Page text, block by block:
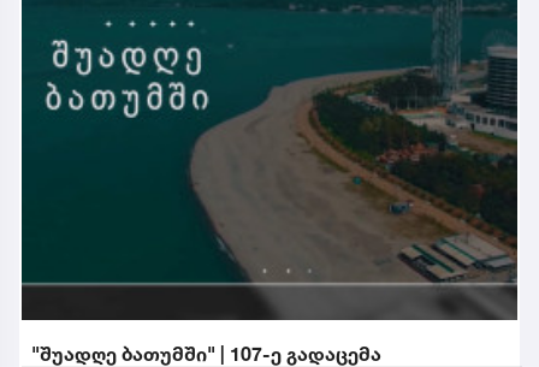
"შუადღე ბათუმში" | 107-ე გადაცემა